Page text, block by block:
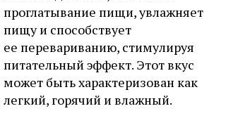
проглатывание пищи, увлажняет
пищу и способствует
ее перевариванию, стимулируя
питательный эффект. Этот вкус
может быть характеризован как
легкий, горячий и влажный.